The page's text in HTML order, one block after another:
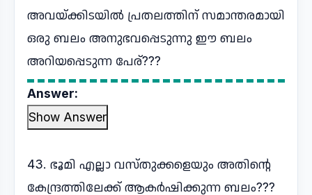
അവയ്ക്കിടയിൽ പ്രതലത്തിന് സമാന്തരമായി
ഒരു ബലം അനുഭവപ്പെടുന്നു ഈ ബലം
അറിയപ്പെടുന്ന പേര്???
Answer:
Show Answer
43. ഭൂമി എല്ലാ വസ്തുക്കളെയും അതിന്റെ
കേന്ദ്രത്തിലേക്ക് ആകർഷിക്കുന്ന ബലം???